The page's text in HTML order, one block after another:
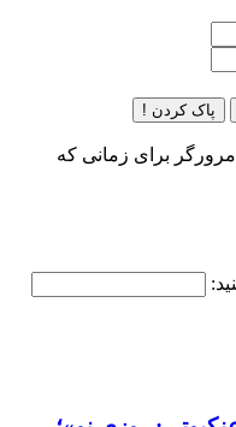
پاک کردن !
برای زمانی که